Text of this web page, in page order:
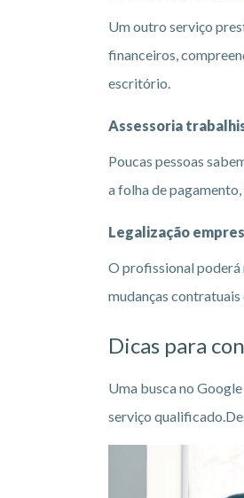
Um outro serviço
financeiros,
escritório.
Assessoria
Poucas pessoas
a folha de
Legalização
O profissional poderá
mudanças
Dicas para
Uma busca no
serviço